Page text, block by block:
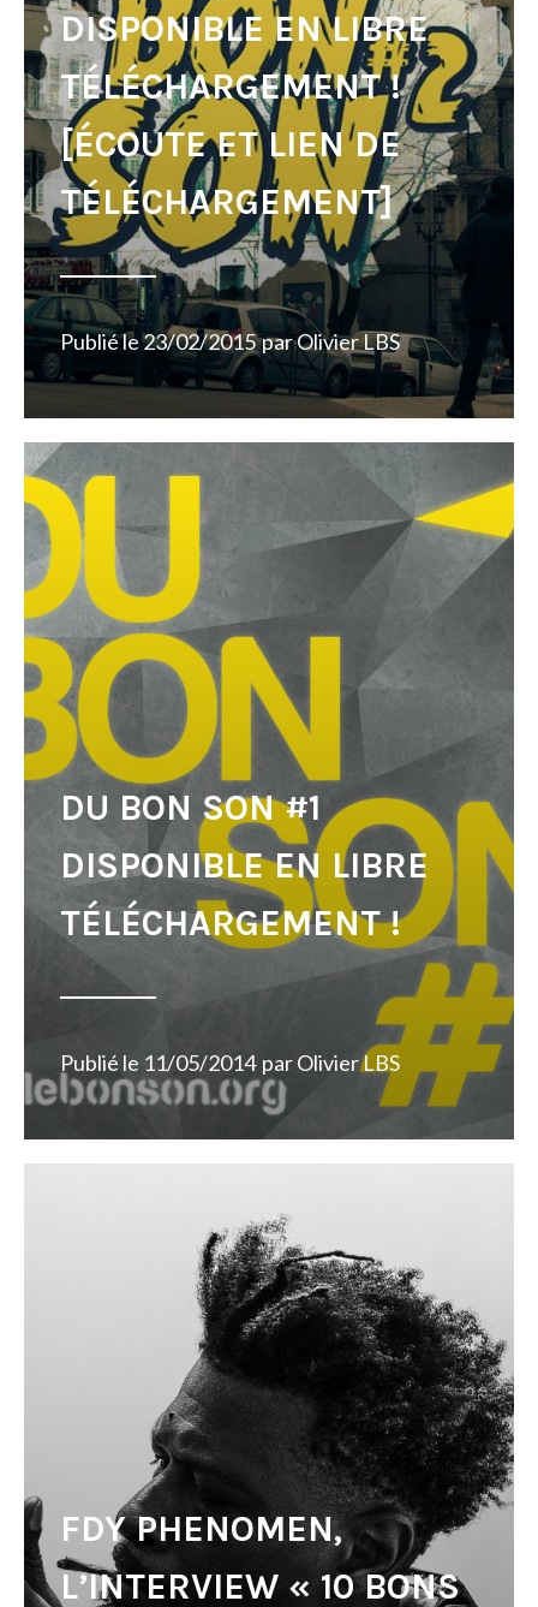
DISPONIBLE EN LIBRE
TÉLÉCHARGEMENT !
[ÉCOUTE ET LIEN DE
TÉLÉCHARGEMENT]
Publié le23/02/2015 parOlivier LBS
DU BON SON #1
DISPONIBLE EN LIBRE
TÉLÉCHARGEMENT !
Publié le 11/05/2014 parOlivier LBS
FDY PHENOMEN,
L’INTERVIEW « 10 BONS